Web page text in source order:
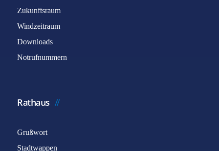
Zukunftsraum
Windzeitraum
Downloads
Notrufnummern
Rathaus
Grußwort
Stadtwappen